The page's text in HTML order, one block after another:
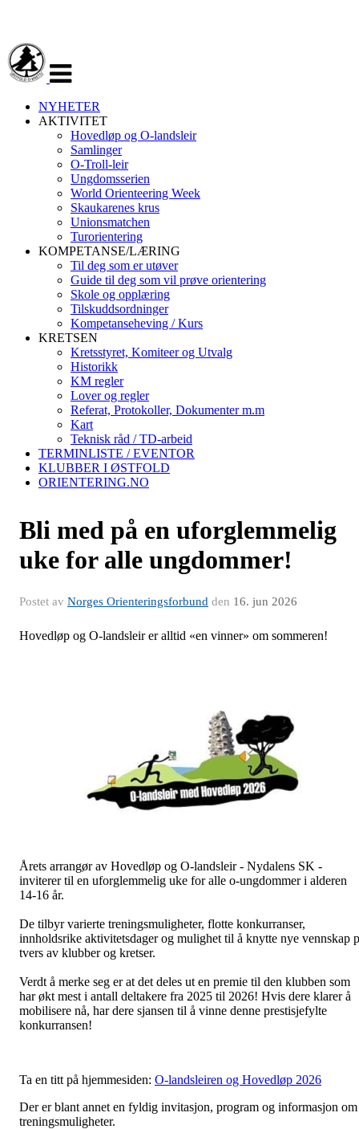
navigasjon
NYHETER
AKTIVITET
Hovedløp og O-landsleir
Samlinger
O-Troll-leir
Ungdomsserien
World Orienteering Week
Skaukarenes krus
Unionsmatchen
Turorientering
KOMPETANSE/LÆRING
Til deg som er utøver
Guide til deg som vil prøve orientering
Skole og opplæring
Tilskuddsordninger
Kompetanseheving / Kurs
KRETSEN
Kretsstyret, Komiteer og Utvalg
Historikk
KM regler
Lover og regler
Referat, Protokoller, Dokumenter m.m
Kart
Teknisk råd / TD-arbeid
TERMINLISTE / EVENTOR
KLUBBER I ØSTFOLD
ORIENTERING.NO
Bli med på en uforglemmelig
uke for alle ungdommer!
Postet av Norges Orienteringsforbund den 16. jun 2026
Hovedløp og O-landsleir er alltid «en vinner» om sommeren!
Årets arrangør av Hovedløp og O-landsleir - Nydalens SK -
inviterer til en uforglemmelig uke for alle o-ungdommer i alderen
14-16 år.
De tilbyr varierte treningsmuligheter, flotte konkurranser,
innholdsrike aktivitetsdager og mulighet til å knytte nye vennskap
tvers av klubber og kretser.
Verdt å merke seg er at det deles ut en premie til den klubben som
har økt mest i antall deltakere fra 2025 til 2026! Hvis dere klarer å
mobilisere nå, har dere sjansen til å vinne denne prestisjefylte
konkurransen!
Ta en titt på hjemmesiden: O-landsleiren og Hovedløp 2026
Der er blant annet en fyldig invitasjon, program og informasjon om
treningsmuligheter.